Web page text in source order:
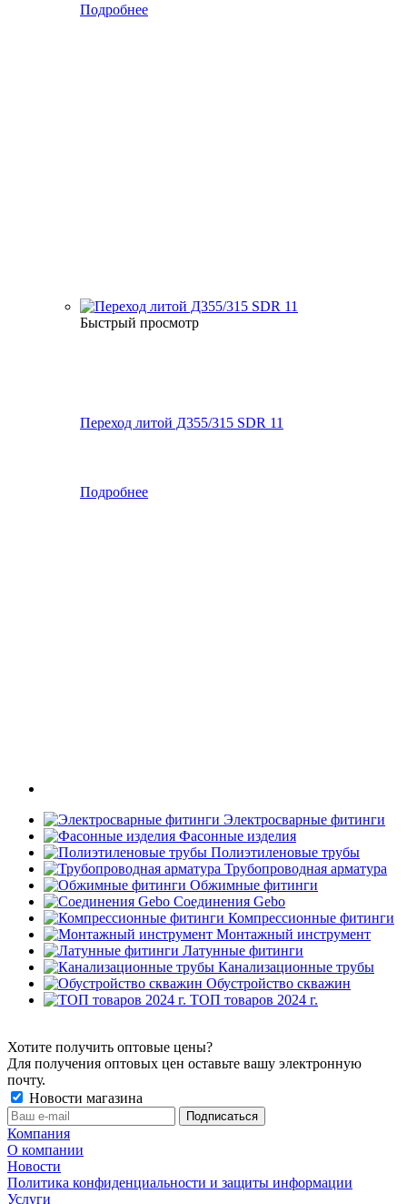
Подробнее
Быстрый просмотр
Переход литой Д355/315 SDR 11
Подробнее
Электросварные фитинги
Фасонные изделия
Полиэтиленовые трубы
Трубопроводная арматура
Обжимные фитинги
Соединения Gebo
Компрессионные фитинги
Монтажный инструмент
Латунные фитинги
Канализационные трубы
Обустройство скважин
ТОП товаров 2024 г.
Хотите получить оптовые цены?
Для получения оптовых цен оставьте вашу электронную
почту.
Новости магазина
Компания
О компании
Новости
Политика конфиденциальности и защиты информации
Услуги